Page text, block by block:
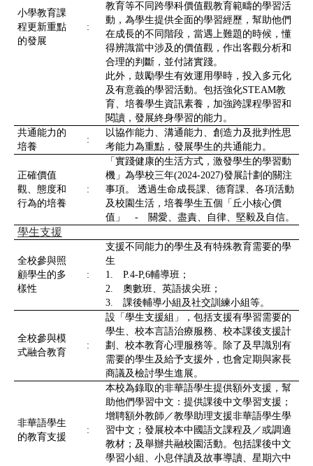
小學教育課
程更新重點
的發展
:
教育等不同跨學科價值觀教育範疇的學習活
動，為學生提供全面的學習經歷，幫助他們
在成長的不同階段，當遇上難題的時候，懂
得辨識當中涉及的價值觀，作出客觀分析和
合理的判斷，並付諸實踐。
此外，鼓勵學生有效運用學時，投入多元化
及有意義的學習活動。包括強化STEAM教
育、培養學生資訊素養，加強跨課程學習和
閱讀，發展終身學習的能力。
共通能力的
培養
:
以協作能力、溝通能力、創造力及批判性思
考能力為重點，發展學生的共通能力。
正確價值
觀、態度和
行為的培養
:
「實踐健康的生活方式，激發學生的學習動
機」為學校三年(2024-2027)發展計劃的關注
事項。 透過生命成長課、德育課、各項活動
及校園生活，培養學生五個「丘小核心價
值」 - 關愛、盡責、自律、堅毅及自信。
學生支援
全校參與照
顧學生的多
樣性
:
支援不同能力的學生及有特殊教育需要的學
生
1. P.4-P,6輔導班；
2. 奧數班、英語拔尖班；
3. 課後輔導小組及社交訓練小組等。
全校參與模
式融合教育
:
設「學生支援組」，包括支援有學習需要的
學生、校本言語治療服務、校本課後支援計
劃、校本教育心理服務等。除了及早識別有
需要的學生及給予支援外，也會定期與家長
商議及檢討學生進展。
非華語學生
的教育支援
:
本校為錄取的非華語學生提供額外支援，幫
助他們學習中文：提供課後中文學習支援；
增聘額外教師／教學助理支援非華語學生學
習中文；發展校本中國語文課程及／或調適
教材；及舉辦共融校園活動。包括課後中文
學習小組、小息伴讀及故事導讀、星期六中